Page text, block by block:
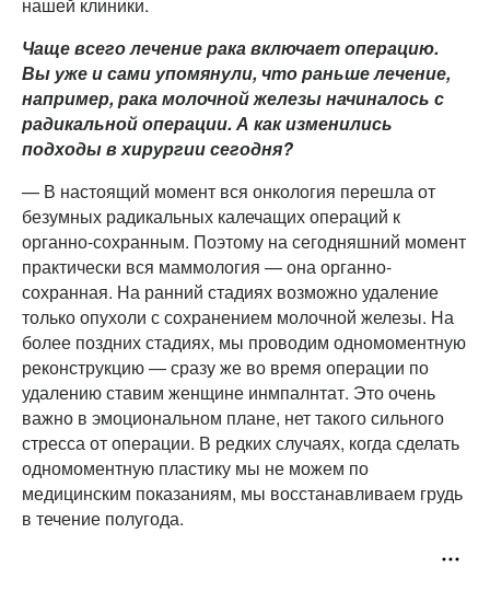
Чаще всего лечение рака включает операцию.
Вы уже и сами упомянули, что раньше лечение,
например, рака молочной железы начиналось с
радикальной операции. А как изменились
подходы в хирургии сегодня?
— В настоящий момент вся онкология перешла от
безумных радикальных калечащих операций к
органно-сохранным. Поэтому на сегодняшний момент
практически вся маммология — она органно-
сохранная. На ранний стадиях возможно удаление
только опухоли с сохранением молочной железы. На
более поздних стадиях, мы проводим одномоментную
реконструкцию — сразу же во время операции по
удалению ставим женщине инмпалнтат. Это очень
важно в эмоциональном плане, нет такого сильного
стресса от операции. В редких случаях, когда сделать
одномоментную пластику мы не можем по
медицинским показаниям, мы восстанавливаем грудь
в течение полугода.